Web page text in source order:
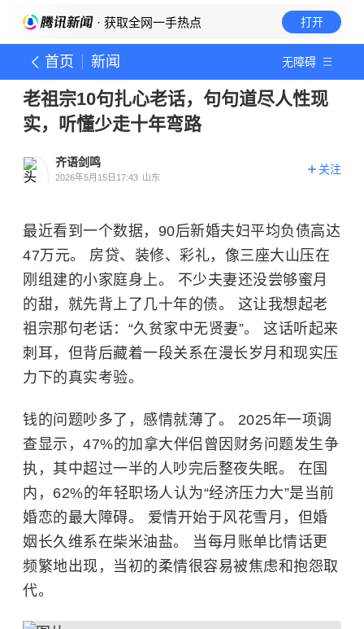
· 获取全网一手热点 打开
首页 新闻 无障碍
老祖宗10句扎心老话，句句道尽人性现
实，听懂少走十年弯路
齐语剑鸣
2026年5月15日17:43 山东
关注
最近看到一个数据，90后新婚夫妇平均负债高达
47万元。 房贷、装修、彩礼，像三座大山压在
刚组建的小家庭身上。 不少夫妻还没尝够蜜月
的甜，就先背上了几十年的债。 这让我想起老
祖宗那句老话：“久贫家中无贤妻”。 这话听起来
刺耳，但背后藏着一段关系在漫长岁月和现实压
力下的真实考验。
钱的问题吵多了，感情就薄了。 2025年一项调
查显示，47%的加拿大伴侣曾因财务问题发生争
执，其中超过一半的人吵完后整夜失眠。 在国
内，62%的年轻职场人认为“经济压力大”是当前
婚恋的最大障碍。 爱情开始于风花雪月，但婚
姻长久维系在柴米油盐。 当每月账单比情话更
频繁地出现，当初的柔情很容易被焦虑和抱怨取
代。